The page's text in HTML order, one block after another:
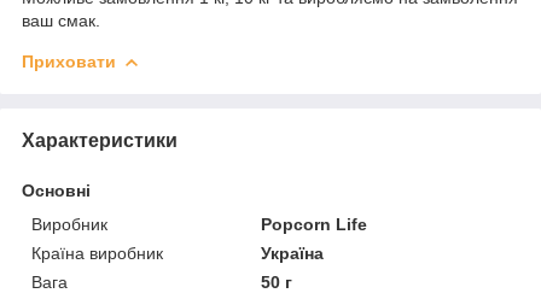
ваш смак.
Приховати
Характеристики
Основні
Виробник
Popcorn Life
Країна виробник
Україна
Вага
50 г